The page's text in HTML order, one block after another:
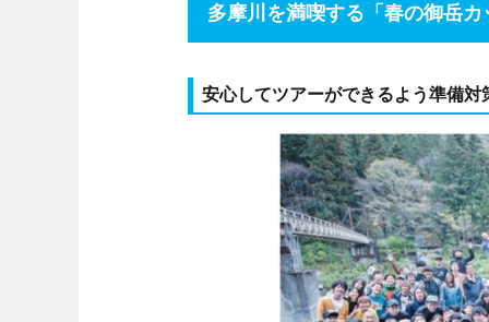
多摩川を満喫する「春の御岳カ
安心してツアーができるよう準備対